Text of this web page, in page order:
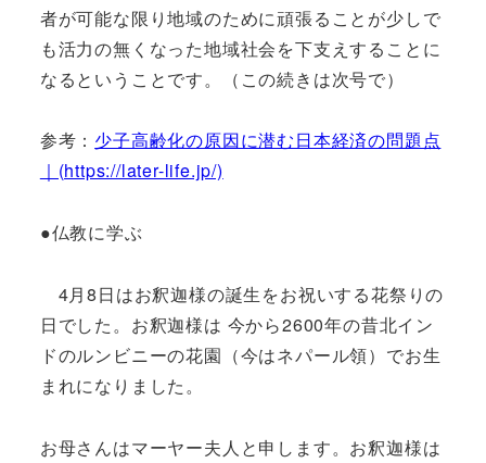
者が可能な限り地域のために頑張ることが少しで
も活力の無くなった地域社会を下支えすることに
なるということです。（この続きは次号で）
参考： 少子高齢化の原因に潜む日本経済の問題点
｜(https://later-life.jp/)
●仏教に学ぶ
4月8日はお釈迦様の誕生をお祝いする花祭りの
日でした。お釈迦様は 今から2600年の昔北イン
ドのルンビニーの花園（今はネパール領）でお生
まれになりました。
お母さんはマーヤー夫人と申します。お釈迦様は